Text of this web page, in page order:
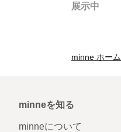
展示中
minne ホーム
minneを知る
minneについて